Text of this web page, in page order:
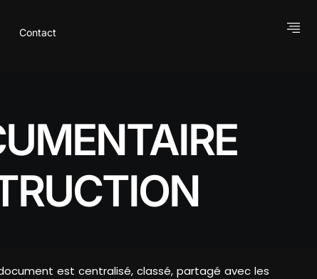
Contact
est centralisé, classé, partagé avec les